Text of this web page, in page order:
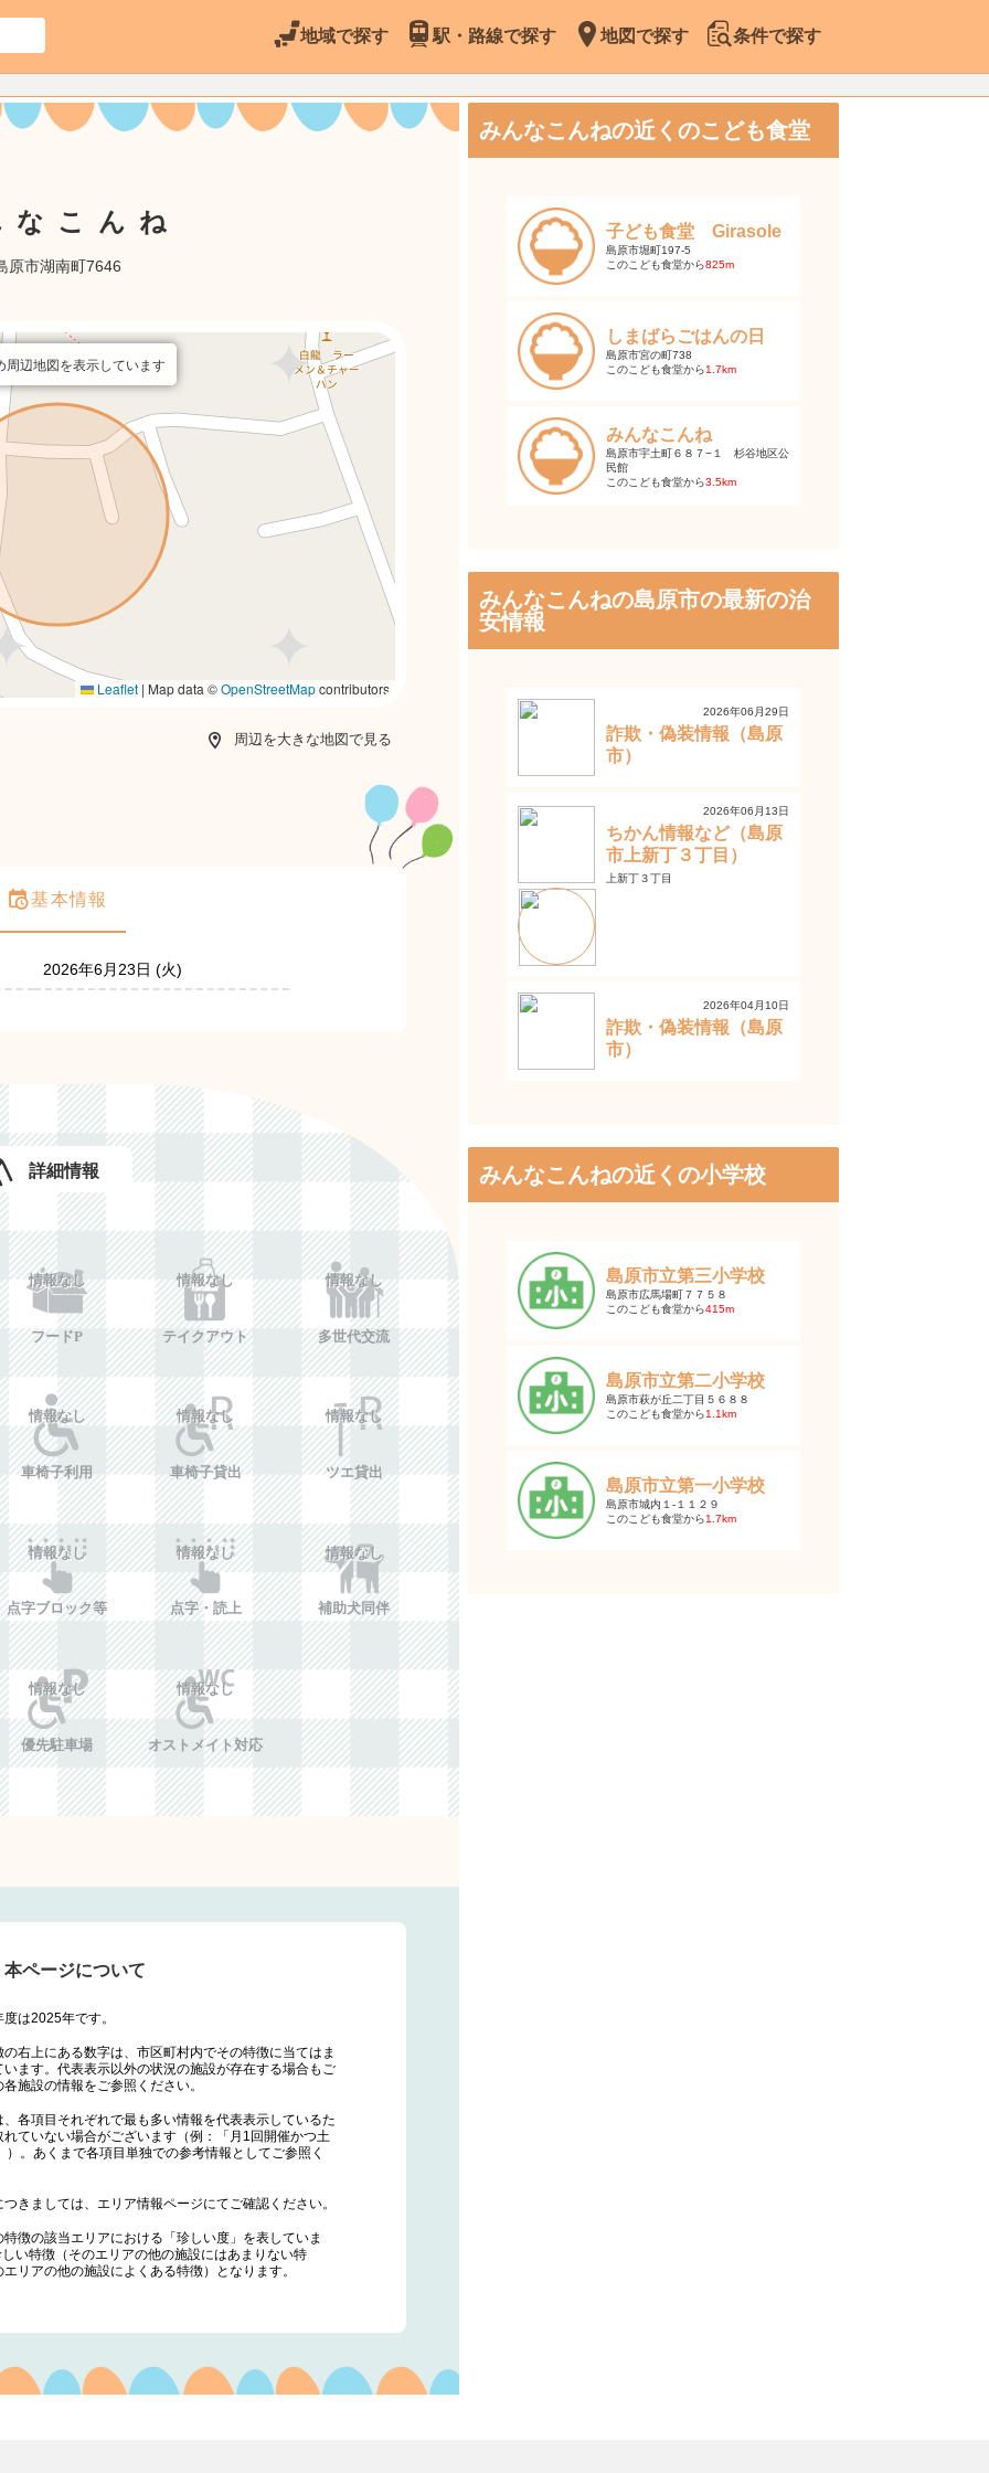
地域で探す 駅・路線で探す 地図で探す 条件で探す
なこんね
原市湖南町7646
Leaflet | Map data ©OpenStreetMapcontributors
辺地図を表示しています
周辺を大きな地図で見る
基本情報
2026年6月23日 (火)
詳細情報
情報なし
フードP
情報なし
テイクアウト
情報なし
多世代交流
情報なし
車椅子利用
情報なし
車椅子貸出
情報なし
ツエ貸出
情報なし
点字ブロック等
情報なし
点字・読上
情報なし
補助犬同伴
情報なし
優先駐車場
情報なし
オストメイト対応
本ページについて
は2025年です。
右上にある数字は、市区町村内でその特徴に当てはま
ます。代表表示以外の状況の施設が存在する場合もご
施設の情報をご参照ください。
各項目それぞれで最も多い情報を代表表示しているた
ていない場合がございます（例：「月1回開催かつ土
。あくまで各項目単独での参考情報としてご参照く
きましては、エリア情報ページにてご確認ください。
徴の該当エリアにおける「珍しい度」を表していま
い特徴（そのエリアの他の施設にはあまりない特
リアの他の施設によくある特徴）となります。
みんなこんねの近くのこども食堂
子ども食堂 Girasole
島原市堀町197-5
このこども食堂から825m
しまばらごはんの日
島原市宮の町738
このこども食堂から1.7km
みんなこんね
島原市宇土町６８７−１ 杉谷地区公
民館
このこども食堂から3.5km
みんなこんねの島原市の最新の治
安情報
2026年06月29日
詐欺・偽装情報（島原
市）
2026年06月13日
ちかん情報など（島原
市上新丁３丁目）
上新丁３丁目
2026年04月10日
詐欺・偽装情報（島原
市）
みんなこんねの近くの小学校
島原市立第三小学校
島原市広馬場町７７５８
このこども食堂から415m
島原市立第二小学校
島原市萩が丘二丁目５６８８
このこども食堂から1.1km
島原市立第一小学校
島原市城内１-１１２９
このこども食堂から1.7km